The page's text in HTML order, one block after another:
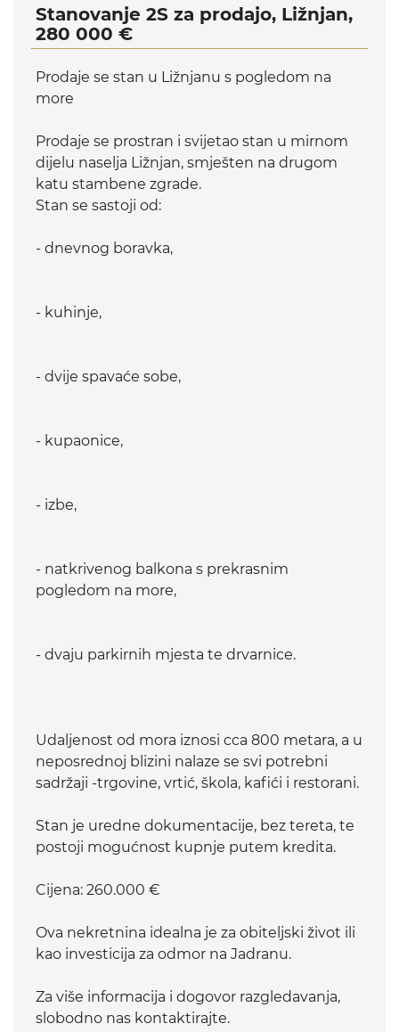
Stanovanje 2S za prodajo, Ližnjan,
280 000 €
Prodaje se stan u Ližnjanu s pogledom na
more
Prodaje se prostran i svijetao stan u mirnom
dijelu naselja Ližnjan, smješten na drugom
katu stambene zgrade.
Stan se sastoji od:
- dnevnog boravka,
- kuhinje,
- dvije spavaće sobe,
- kupaonice,
- izbe,
- natkrivenog balkona s prekrasnim
pogledom na more,
- dvaju parkirnih mjesta te drvarnice.
Udaljenost od mora iznosi cca 800 metara, a u
neposrednoj blizini nalaze se svi potrebni
sadržaji -trgovine, vrtić, škola, kafići i restorani.
Stan je uredne dokumentacije, bez tereta, te
postoji mogućnost kupnje putem kredita.
Cijena: 260.000 €
Ova nekretnina idealna je za obiteljski život ili
kao investicija za odmor na Jadranu.
Za više informacija i dogovor razgledavanja,
slobodno nas kontaktirajte.